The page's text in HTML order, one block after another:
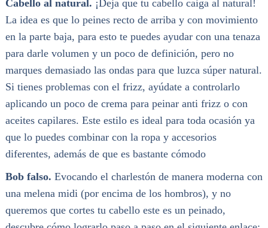
Cabello al natural. ¡Deja que tu cabello caiga al natural!
La idea es que lo peines recto de arriba y con movimiento
en la parte baja, para esto te puedes ayudar con una tenaza
para darle volumen y un poco de definición, pero no
marques demasiado las ondas para que luzca súper natural.
Si tienes problemas con el frizz, ayúdate a controlarlo
aplicando un poco de crema para peinar anti frizz o con
aceites capilares. Este estilo es ideal para toda ocasión ya
que lo puedes combinar con la ropa y accesorios
diferentes, además de que es bastante cómodo
Bob falso. Evocando el charlestón de manera moderna con
una melena midi (por encima de los hombros), y no
queremos que cortes tu cabello este es un peinado,